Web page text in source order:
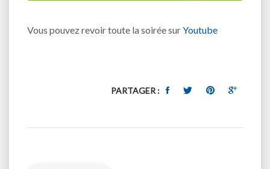
Vous pouvez revoir toute la soirée surYoutube
PARTAGER :